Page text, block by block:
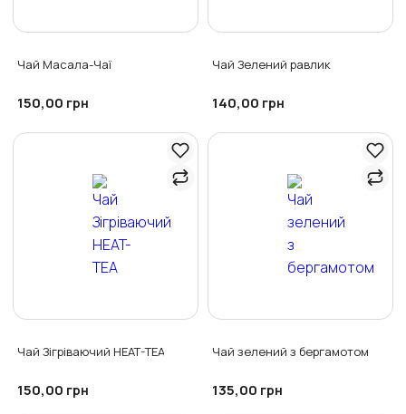
Чай Масала-Чаї
150,00 грн
Чай Зелений равлик
140,00 грн
Чай Зігріваючий HEAT-TEA
150,00 грн
Чай зелений з бергамотом
135,00 грн